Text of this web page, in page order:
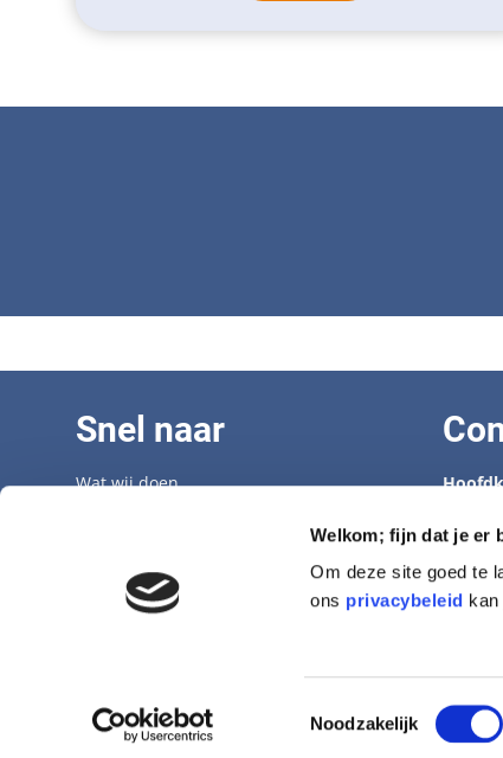
Welkom; fijn dat je er
Om deze site goed te
ons privacybeleid
Toestemmingsselectie
Noodzakelijk
Snel naar
Wat wij doen
Vacatures
Aanmelden nieuwsbrief
Tel:
Website doorAltijd Bekend